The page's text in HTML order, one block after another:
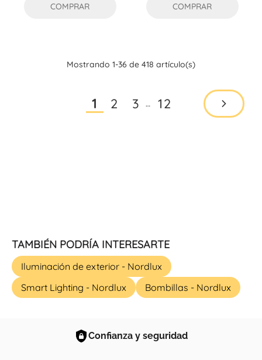
COMPRAR COMPRAR
Mostrando 1-36 de 418 artículo(s)
1 2 3 … 12
TAMBIÉN PODRÍA INTERESARTE
Iluminación de exterior - Nordlux
Smart Lighting - Nordlux
Bombillas - Nordlux
Confianza y seguridad